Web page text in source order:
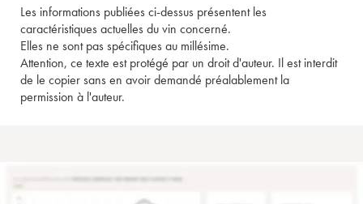
Les informations publiées ci-dessus présentent les
caractéristiques actuelles du vin concerné.
Elles ne sont pas spécifiques au millésime.
Attention, ce texte est protégé par un droit d'auteur. Il est interdit
de le copier sans en avoir demandé préalablement la
permission à l'auteur.